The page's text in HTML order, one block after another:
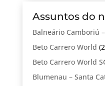
Assuntos do
Balneário Camboriú –
Beto Carrero World
Beto Carrero World
Blumenau – Santa